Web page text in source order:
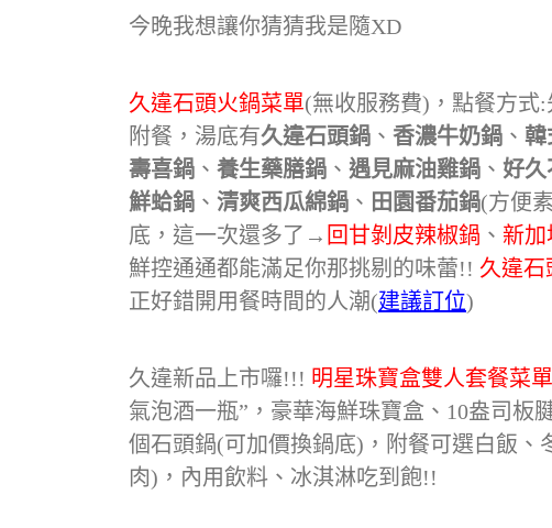
今晚我想讓你猜猜我是隨XD
久違石頭火鍋菜單(無收服務費)，點餐方
附餐，湯底有久違石頭鍋 、 香濃牛奶鍋 、 韓
壽喜鍋 、 養生藥膳鍋 、 遇見麻油雞鍋 、 好久
鮮蛤鍋 、 清爽西瓜綿鍋 、 田園番茄鍋(方便
底，這一次還多了→ 回甘剝皮辣椒鍋 、 新加
鮮控通通都能滿足你那挑剔的味蕾!! 久違石
正好錯開用餐時間的人潮(建議訂位)
久違新品上市囉!!! 明星珠寶盒雙人套餐菜單
氣泡酒一瓶”，豪華海鮮珠寶盒、10盎司板
個石頭鍋(可加價換鍋底)，附餐可選白飯、
肉)，內用飲料、冰淇淋吃到飽!!